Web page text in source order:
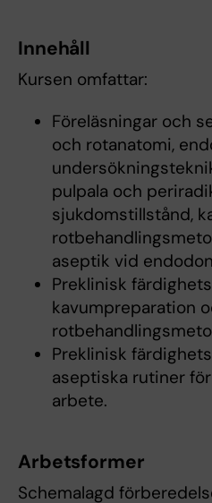
Innehåll
Kursen omfattar:
Föreläsningar och
och rotanatomi,
pulpala och
sjukdomstillstånd,
aseptik vid
Preklinisk
kavumpreparation
Preklinisk
aseptiska rutiner
arbete.
Arbetsformer
Schemalagd